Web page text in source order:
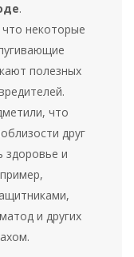
.
некоторые
полезных
что
друг
здоровье и
и других